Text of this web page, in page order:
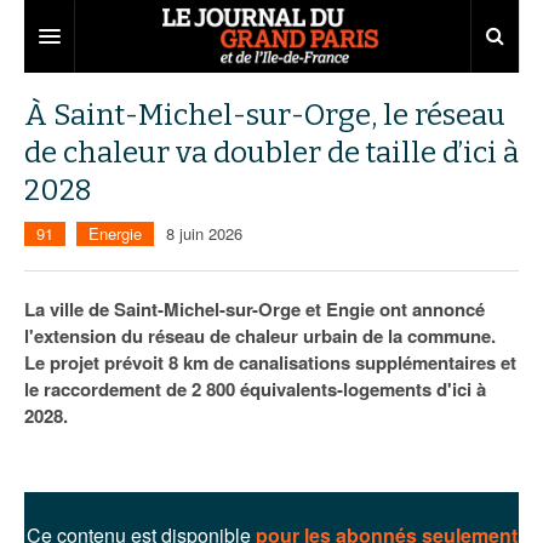
Territoires
Aménagement
Collectivités
Services urbains
Entreprises
Développement économique
Attractivité
Innovation
Marchés publics
Départements
77
78
92
Nominations
Portraits
Les Assises du Grand Paris
Éditions précédentes
Le podcast
Lire les résumés
À Saint-Michel-sur-Orge, le réseau
de chaleur va doubler de taille d’ici à
2028
91 Energie 8 juin 2026
La ville de Saint-Michel-sur-Orge et Engie ont annoncé
l'extension du réseau de chaleur urbain de la commune.
Le projet prévoit 8 km de canalisations supplémentaires et
le raccordement de 2 800 équivalents-logements d'ici à
2028.
Ce contenu est disponible pour les abonnés seulement